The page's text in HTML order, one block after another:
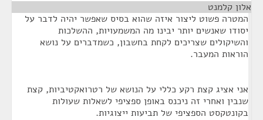
אלון קלמנט
המטרה פשוט ליצור איזה שהוא בסיס שאפשר יהיה לדבר על
יסודו שאנשים יותר יבינו מה המשמעויות, ההשלכות
והשיקולים שצריכים לקחת בחשבון, כשמדברים על נושא
הוראות המעבר.
אני אציג קצת רקע כללי על הנושא של רטרואקטיביות, קצת
שנבין ואחרי זה ניכנס באופן ספציפי לשאלות שעולות
בקונטקסט הספציפי של תביעות ייצוגיות.